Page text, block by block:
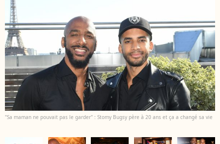
"Sa maman ne pouvait pas le garder" : Stomy Bugsy père à 20 ans et ça a changé sa vie